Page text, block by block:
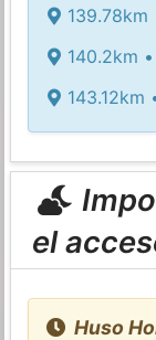
139.78km
140.2km •
143.12km
el
Huso